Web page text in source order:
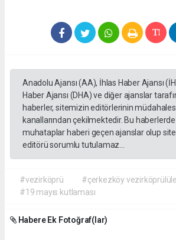
Anadolu Ajansı (AA), İhlas Haber Ajansı
Haber Ajansı (DHA) ve diğer ajanslar
haberler, sitemizin editörlerinin
kanallarından çekilmektedir. Bu
muhataplar haberi geçen ajanslar olup
editörü sorumlu tutulamaz...
#vezirköprü
#çerkezköy
#19 mayıs kutlaması
Habere Ek Fotoğraf(lar)